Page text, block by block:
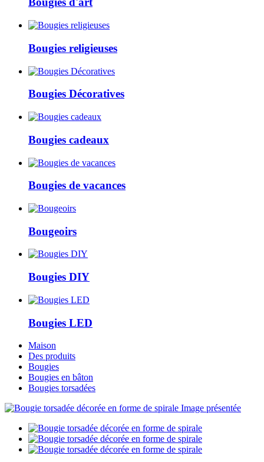
Bougies religieuses
Bougies Décoratives
Bougies cadeaux
Bougies de vacances
Bougeoirs
Bougies DIY
Bougies LED
Maison
Des produits
Bougies
Bougies en bâton
Bougies torsadées